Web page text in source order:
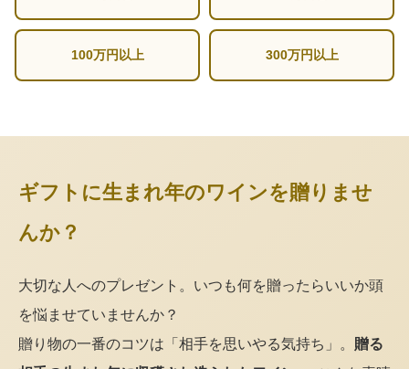
100万円以上 300万円以上
ギフトに生まれ年のワインを贈りませ
んか？
大切な人へのプレゼント。いつも何を贈ったらいいか頭
を悩ませていませんか？
贈り物の一番のコツは「相手を思いやる気持ち」。 贈る